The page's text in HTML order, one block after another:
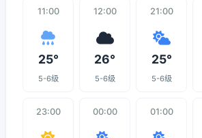
11:00
25°
5-6级
12:00
26°
5-6级
21:00
25°
5-6级
23:00 00:00 01:00